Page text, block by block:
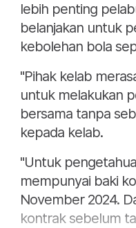
lebih penting
belanjakan untuk
kebolehan bola
"Pihak kelab
untuk melakukan
bersama tanpa
kepada kelab.
"Untuk
mempunyai baki
November 2024.
kontrak sebelum